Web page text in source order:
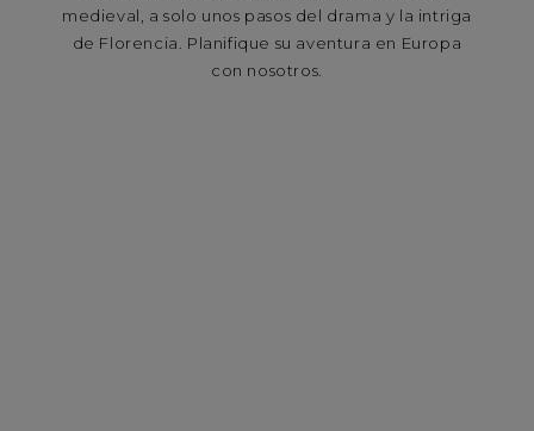
medieval, a solo unos pasos del drama y la intriga
de Florencia. Planifique su aventura en Europa
con nosotros.